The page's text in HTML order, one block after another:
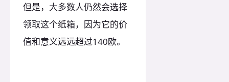
但是，大多数人仍然会选择
领取这个纸箱，因为它的价
值和意义远远超过140欧。